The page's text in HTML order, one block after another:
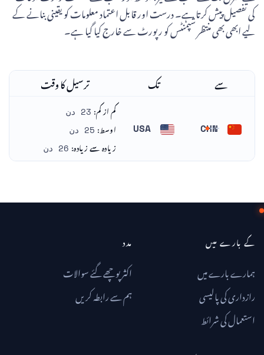
کی تفصیل پیش کرتا ہے۔ درست اور قابل اعتماد معلومات کو یقینی بنانے کے
لیے ابھی بھی منتظر شپمنٹس کو رپورٹ سے خارج کیا گیا ہے۔
سے تک ترسیل کا وقت
CHN
کم از کم: 23 دن
اوسط: 25 دن
زیادہ سے زیادہ: 26 دن
کے بارے میں
ہمارے بارے میں
رازداری کی پالیسی
استعمال کی شرائط
مدد
اکثر پوچھے گئے سوالات
ہم سے رابطہ کریں